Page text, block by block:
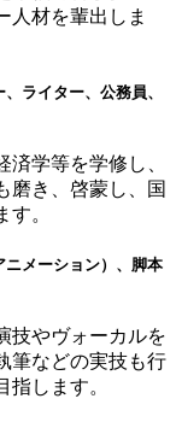
人材を輩出しま
ライター、公務員、
学等を学修し、
磨き、啓蒙し、国
。
メーション）、脚本
技やヴォーカルを
筆などの実技も行
します。